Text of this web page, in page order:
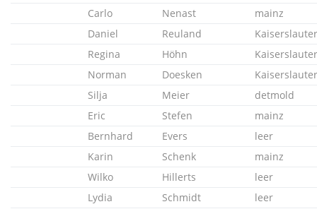
Carlo
Nenast
mainz
Daniel
Reuland
Regina
Höhn
Norman
Doesken
Silja
Meier
detmold
Eric
Stefen
mainz
Bernhard
Evers
leer
Karin
Schenk
mainz
Wilko
Hillerts
leer
Lydia
Schmidt
leer